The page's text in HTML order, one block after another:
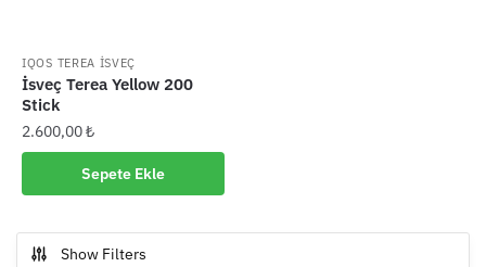
IQOS TEREA İSVEÇ
İsveç Terea Yellow 200
Stick
2.600,00₺
Sepete Ekle
Show Filters